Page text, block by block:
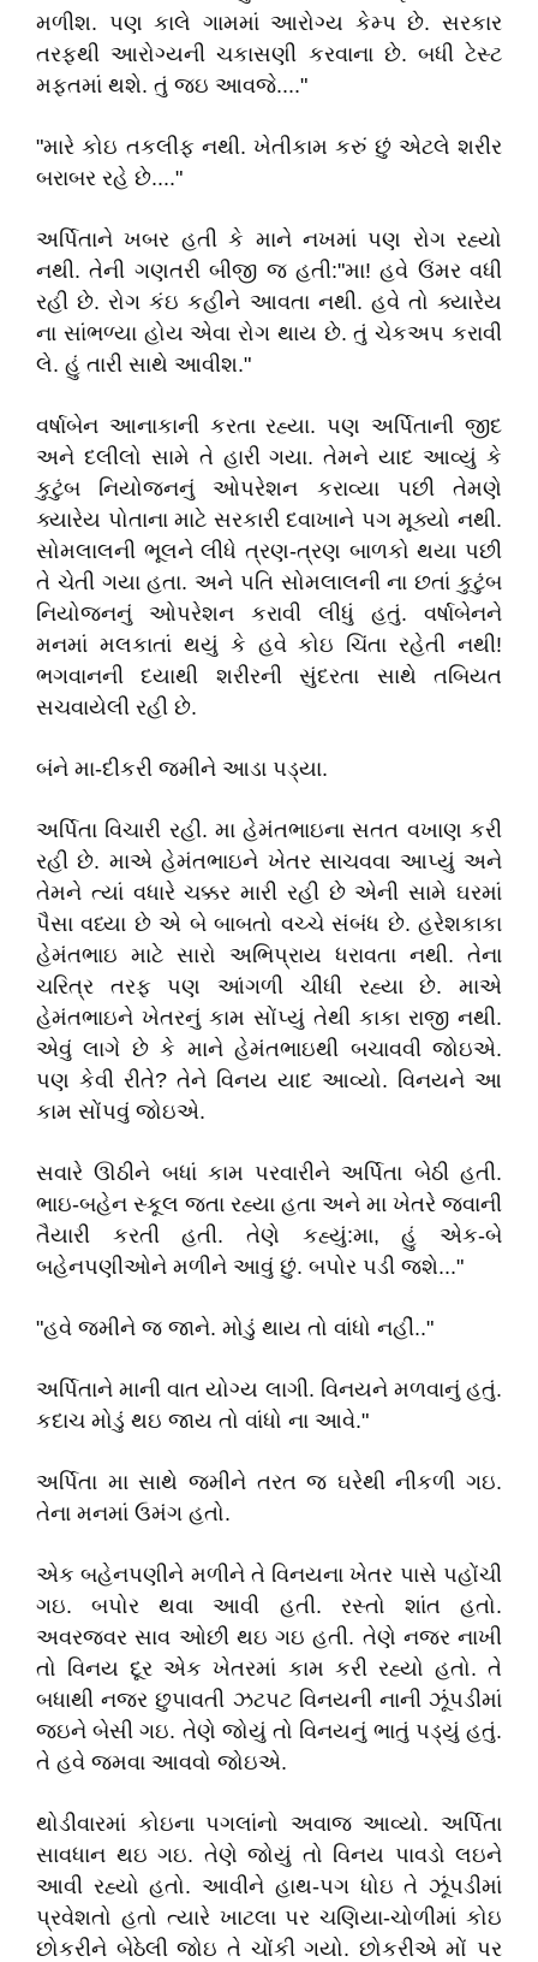
મળીશ. પણ કાલે ગામમાં આરોગ્ય કેમ્પ છે. સરકાર
તરફથી આરોગ્યની ચકાસણી કરવાના છે. બધી ટેસ્ટ
મફતમાં થશે. તું જઇ આવજે...."
"મારે કોઇ તકલીફ નથી. ખેતીકામ કરું છું એટલે શરીર
બરાબર રહે છે...."
અર્પિતાને ખબર હતી કે માને નખમાં પણ રોગ રહ્યો
નથી. તેની ગણતરી બીજી જ હતી:"મા! હવે ઉંમર વધી
રહી છે. રોગ કંઇ કહીને આવતા નથી. હવે તો ક્યારેય
ના સાંભળ્યા હોય એવા રોગ થાય છે. તું ચેકઅપ કરાવી
લે. હું તારી સાથે આવીશ."
વર્ષાબેન આનાકાની કરતા રહ્યા. પણ અર્પિતાની જીદ
અને દલીલો સામે તે હારી ગયા. તેમને યાદ આવ્યું કે
કુટુંબ નિયોજનનું ઓપરેશન કરાવ્યા પછી તેમણે
ક્યારેય પોતાના માટે સરકારી દવાખાને પગ મૂક્યો નથી.
સોમલાલની ભૂલને લીધે ત્રણ-ત્રણ બાળકો થયા પછી
તે ચેતી ગયા હતા. અને પતિ સોમલાલની ના છતાં કુટુંબ
નિયોજનનું ઓપરેશન કરાવી લીધું હતું. વર્ષાબેનને
મનમાં મલકાતાં થયું કે હવે કોઇ ચિંતા રહેતી નથી!
ભગવાનની દયાથી શરીરની સુંદરતા સાથે તબિયત
સચવાયેલી રહી છે.
બંને મા-દીકરી જમીને આડા પડ્યા.
અર્પિતા વિચારી રહી. મા હેમંતભાઇના સતત વખાણ કરી
રહી છે. માએ હેમંતભાઇને ખેતર સાચવવા આપ્યું અને
તેમને ત્યાં વધારે ચક્કર મારી રહી છે એની સામે ઘરમાં
પૈસા વધ્યા છે એ બે બાબતો વચ્ચે સંબંધ છે. હરેશકાકા
હેમંતભાઇ માટે સારો અભિપ્રાય ધરાવતા નથી. તેના
ચરિત્ર તરફ પણ આંગળી ચીંધી રહ્યા છે. માએ
હેમંતભાઇને ખેતરનું કામ સોંપ્યું તેથી કાકા રાજી નથી.
એવું લાગે છે કે માને હેમંતભાઇથી બચાવવી જોઇએ.
પણ કેવી રીતે? તેને વિનય યાદ આવ્યો. વિનયને આ
કામ સોંપવું જોઇએ.
સવારે ઊઠીને બધાં કામ પરવારીને અર્પિતા બેઠી હતી.
ભાઇ-બહેન સ્કૂલ જતા રહ્યા હતા અને મા ખેતરે જવાની
તૈયારી કરતી હતી. તેણે કહ્યું:મા, હું એક-બે
બહેનપણીઓને મળીને આવું છું. બપોર પડી જશે..."
"હવે જમીને જ જાને. મોડું થાય તો વાંધો નહીં.."
અર્પિતાને માની વાત યોગ્ય લાગી. વિનયને મળવાનું હતું.
કદાચ મોડું થઇ જાય તો વાંધો ના આવે."
અર્પિતા મા સાથે જમીને તરત જ ઘરેથી નીકળી ગઇ.
તેના મનમાં ઉમંગ હતો.
એક બહેનપણીને મળીને તે વિનયના ખેતર પાસે પહોંચી
ગઇ. બપોર થવા આવી હતી. રસ્તો શાંત હતો.
અવરજવર સાવ ઓછી થઇ ગઇ હતી. તેણે નજર નાખી
તો વિનય દૂર એક ખેતરમાં કામ કરી રહ્યો હતો. તે
બધાથી નજર છુપાવતી ઝટપટ વિનયની નાની ઝૂંપડીમાં
જઇને બેસી ગઇ. તેણે જોયું તો વિનયનું ભાતું પડ્યું હતું.
તે હવે જમવા આવવો જોઇએ.
થોડીવારમાં કોઇના પગલાંનો અવાજ આવ્યો. અર્પિતા
સાવધાન થઇ ગઇ. તેણે જોયું તો વિનય પાવડો લઇને
આવી રહ્યો હતો. આવીને હાથ-પગ ધોઇ તે ઝૂંપડીમાં
પ્રવેશતો હતો ત્યારે ખાટલા પર ચણિયા-ચોળીમાં કોઇ
છોકરીને બેઠેલી જોઇ તે ચોંકી ગયો. છોકરીએ મોં પર